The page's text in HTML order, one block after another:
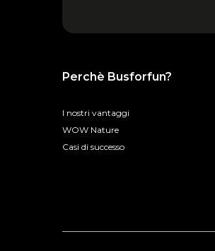
Perchè Busforfun?
I nostri vantaggi
WOW Nature
Casi di successo